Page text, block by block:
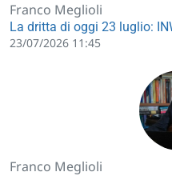
Franco Meglioli
La dritta di oggi 23 luglio:
23/07/2026 11:45
Franco Meglioli